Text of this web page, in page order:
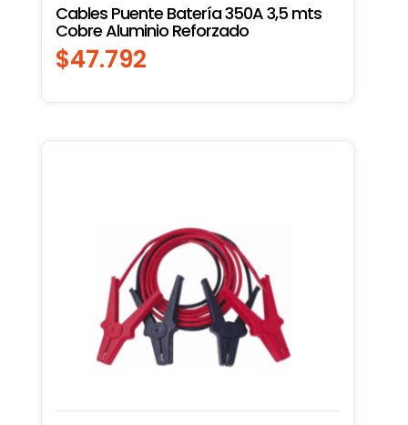
Cables Puente Batería 350A 3,5 mts
Cobre Aluminio Reforzado
$47.792